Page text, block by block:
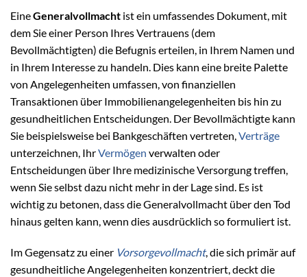
EineGeneralvollmacht ist ein umfassendes Dokument, mit
dem Sie einer Person Ihres Vertrauens (dem
Bevollmächtigten) die Befugnis erteilen, in Ihrem Namen und
in Ihrem Interesse zu handeln. Dies kann eine breite Palette
von Angelegenheiten umfassen, von finanziellen
Transaktionen über Immobilienangelegenheiten bis hin zu
gesundheitlichen Entscheidungen. Der Bevollmächtigte kann
Sie beispielsweise bei Bankgeschäften vertreten, Verträge
unterzeichnen, IhrVermögen verwalten oder
Entscheidungen über Ihre medizinische Versorgung treffen,
wenn Sie selbst dazu nicht mehr in der Lage sind. Es ist
wichtig zu betonen, dass die Generalvollmacht über den Tod
hinaus gelten kann, wenn dies ausdrücklich so formuliert ist.
Im Gegensatz zu einer Vorsorgevollmacht, die sich primär auf
gesundheitliche Angelegenheiten konzentriert, deckt die